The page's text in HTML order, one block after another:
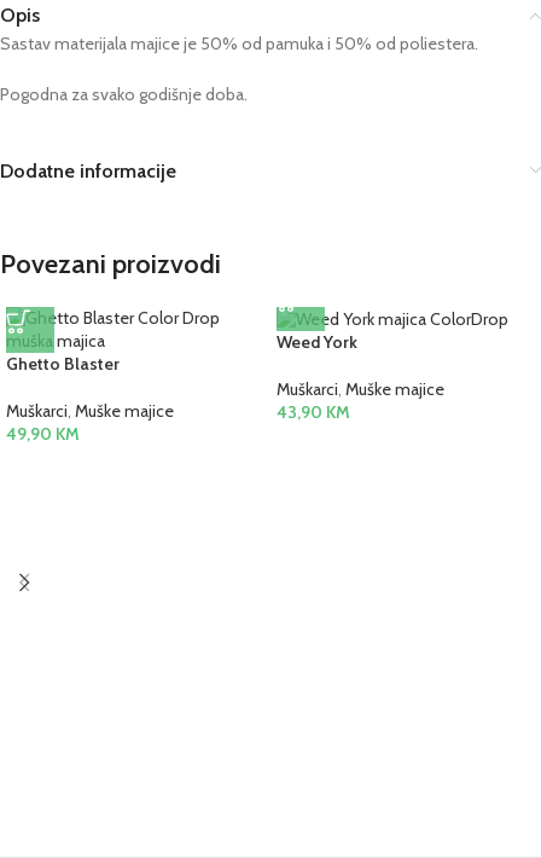
Opis
Sastav materijala majice je 50% od pamuka i 50% od poliestera.
Pogodna za svako godišnje doba.
Dodatne informacije
Povezani proizvodi
Ghetto Blaster
Muškarci, Muške majice
49,90 KM
Weed York
Muškarci, Muške majice
43,90 KM